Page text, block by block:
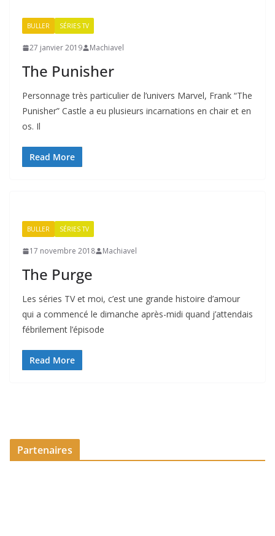
BULLER SÉRIES TV
27 janvier 2019 Machiavel
The Punisher
Personnage très particulier de l’univers Marvel, Frank “The
Punisher” Castle a eu plusieurs incarnations en chair et en
os. Il
Read More
BULLER SÉRIES TV
17 novembre 2018 Machiavel
The Purge
Les séries TV et moi, c’est une grande histoire d’amour
qui a commencé le dimanche après-midi quand j’attendais
fébrilement l’épisode
Read More
Partenaires